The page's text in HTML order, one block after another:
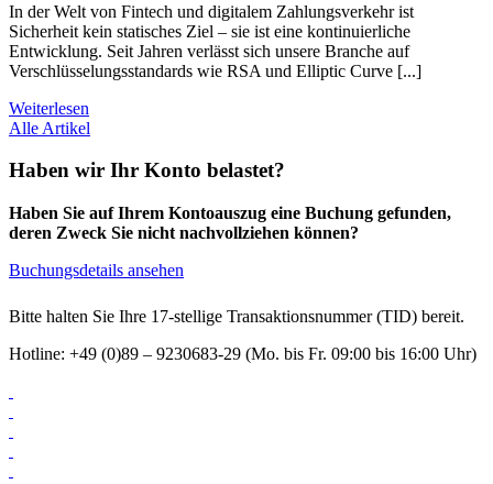
In der Welt von Fintech und digitalem Zahlungsverkehr ist
Sicherheit kein statisches Ziel – sie ist eine kontinuierliche
Entwicklung. Seit Jahren verlässt sich unsere Branche auf
Verschlüsselungsstandards wie RSA und Elliptic Curve [...]
Weiterlesen
Alle Artikel
Haben wir Ihr Konto belastet?
Haben Sie auf Ihrem Kontoauszug eine Buchung gefunden,
deren Zweck Sie nicht nachvollziehen können?
Buchungsdetails ansehen
Bitte halten Sie Ihre 17-stellige Transaktionsnummer (TID) bereit.
Hotline: +49 (0)89 – 9230683-29 (Mo. bis Fr. 09:00 bis 16:00 Uhr)